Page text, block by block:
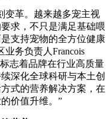
变革。越来越多宠主视
求，不只是满足基础喂
支持宠物的全方位健康
务负责人Francois
志着品牌在行业高质量
深化全球科研与本土创
式的营养解决方案，在
价值升维。”